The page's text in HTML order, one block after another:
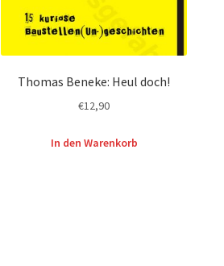
Thomas Beneke: Heul doch!
€12,90
In den Warenkorb